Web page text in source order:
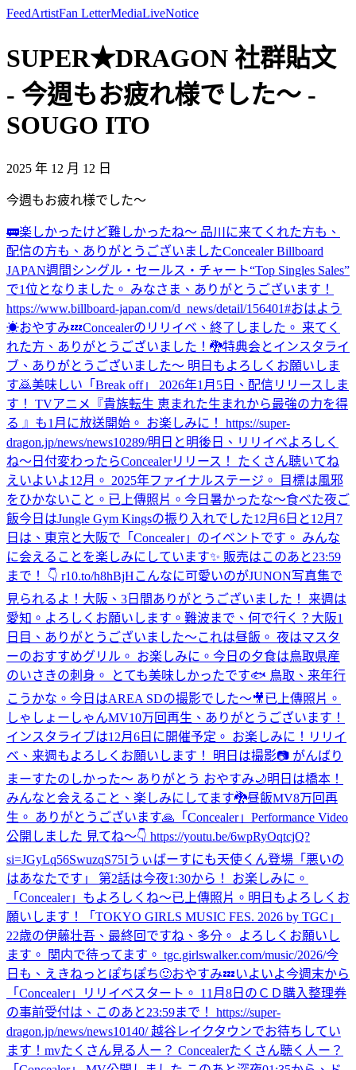
FeedArtistFan LetterMediaLiveNotice
SUPER★DRAGON 社群貼文
- 今週もお疲れ様でした〜 -
SOUGO ITO
2025 年 12 月 12 日
今週もお疲れ様でした〜
🚃楽しかったけど難しかったね〜 品川に来てくれた方も、
配信の方も、ありがとうございましたConcealer Billboard
JAPAN週間シングル・セールス・チャート“Top Singles Sales”
で1位となりました。 みなさま、ありがとうございます！
https://www.billboard-japan.com/d_news/detail/156401#おはよう
☀おやすみ💤Concealerのリリイベ、終了しました。 来てく
れた方、ありがとうございました！🐉特典会とインスタライ
ブ、ありがとうございました〜 明日もよろしくお願いしま
す🙇美味しい 「Break off」 2026年1月5日、配信リリースしま
す！ TVアニメ『貴族転生 恵まれた生まれから最強の力を得
る 』も1月に放送開始。 お楽しみに！ https://super-
dragon.jp/news/news10289/明日と明後日、リリイベよろしく
ね〜 日付変わったらConcealerリリース！ たくさん聴いてね
え いよいよ12月。 2025年ファイナルステージ。 目標は風邪
をひかないこと。 已上傳照片。 今日暑かったな〜食べた夜ご
飯今日はJungle Gym Kingsの振り入れでした12月6日と12月7
日は、東京と大阪で「Concealer」のイベントです。 みんな
に会えることを楽しみにしています✨ 販売はこのあと23:59
まで！ 👇 r10.to/h8hBjHこんなに可愛いのがJUNON写真集で
見られるよ！ 大阪、3日間ありがとうございました！ 来週は
愛知。よろしくお願いします。 難波まで、何で行く？ 大阪1
日目、ありがとうございました〜これは昼飯。 夜はマスタ
ーのおすすめグリル。 お楽しみに。 今日の夕食は鳥取県産
のいさきの刺身。 とても美味しかったです🐟 鳥取、来年行
こうかな。 今日はAREA SDの撮影でした〜🎥已上傳照片。
しゃしょーしゃんMV10万回再生、ありがとうございます！
インスタライブは12月6日に開催予定。 お楽しみに！ リリイ
ベ、来週もよろしくお願いします！ 明日は撮影📷 がんばり
まーすたのしかった〜 ありがとう おやすみ🌙明日は橋本！
みんなと会えること、楽しみにしてます🐉昼飯MV8万回再
生。 ありがとうございます🙏 「Concealer」Performance Video
公開しました 見てね〜👇 https://youtu.be/6wpRyOqtcjQ?
si=JGyLq56SwuzqS75Iうぃばーすにも天使くん登場 「悪いの
はあなたです」 第2話は今夜1:30から！ お楽しみに。
「Concealer」もよろしくね〜已上傳照片。 明日もよろしくお
願いします！
「TOKYO GIRLS MUSIC FES. 2026 by TGC」
22歳の伊藤壮吾、最終回ですね、多分。 よろしくお願いし
ます。 関内で待ってます。 tgc.girlswalker.com/music/2026/今
日も、えきねっとぽちぽち🙂おやすみ💤いよいよ今週末から
「Concealer」リリイベスタート。 11月8日のＣＤ購入整理券
の事前受付は、このあと23:59まで！ https://super-
dragon.jp/news/news10140/ 越谷レイクタウンでお待ちしてい
ます！ mvたくさん見る人ー？ Concealerたくさん聴く人ー？